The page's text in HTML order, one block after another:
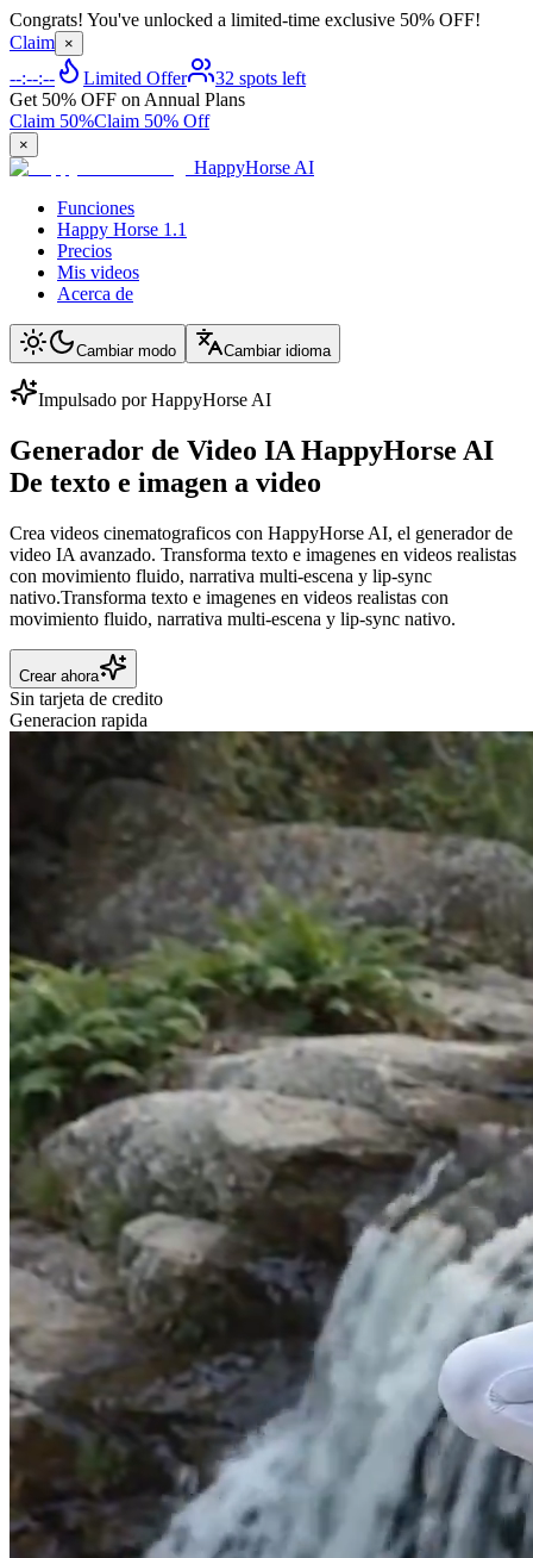
Congrats! You've unlocked a limited-time exclusive 50% OFF!
Claim ×
--:--:-- Limited Offer
32 spots left
Get 50% OFF on Annual Plans
Claim 50%Claim 50% Off
×
HappyHorse AI
Funciones
Happy Horse 1.1
Precios
Mis videos
Acerca de
Cambiar modo Cambiar idioma
Impulsado por HappyHorse AI
Generador de Video IA HappyHorse AI
De texto e imagen a video
Crea videos cinematograficos con HappyHorse AI, el generador de
video IA avanzado. Transforma texto e imagenes en videos realistas
con movimiento fluido, narrativa multi-escena y lip-sync
nativo.Transforma texto e imagenes en videos realistas con
movimiento fluido, narrativa multi-escena y lip-sync nativo.
Crear ahora
Sin tarjeta de credito
Generacion rapida